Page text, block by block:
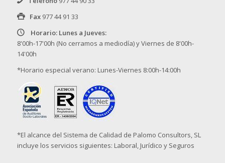
Fax 977 44 91 33
Horario: Lunes a Jueves:
8'00h-17'00h (No cerramos a mediodía) y Viernes de 8'00h-
14'00h
*Horario especial verano: Lunes-Viernes 8:00h-14:00h
*El alcance del Sistema de Calidad de Palomo Consultors, SL
incluye los servicios siguientes: Laboral, Jurídico y Seguros